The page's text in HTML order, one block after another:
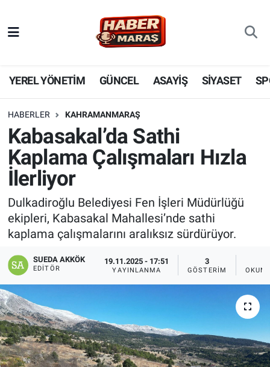
YEREL YÖNETİM GÜNCEL ASAYİŞ SİYASET
HABERLER KAHRAMANMARAŞ
Kabasakal’da Sathi
Kaplama Çalışmaları Hızla
İlerliyor
Dulkadiroğlu Belediyesi Fen İşleri Müdürlüğü
ekipleri, Kabasakal Mahallesi’nde sathi
kaplama çalışmalarını aralıksız sürdürüyor.
SUEDA AKKÖK
EDITÖR
19.11.2025 - 17:51
YAYINLANMA
3
GÖSTERIM
YEREL YÖNETİM
GÜNCEL
KADIN AİLE
SPOR
DÜNYA
EKONOMİ
SİYASET
YAŞAM
EĞİTİM
Nöbetçi Eczaneler
Hava Durumu
Süper Lig Puan Durumu ve Fikstür
Tüm Manşetler
Son Dakika Haberleri
Haber Arşivi